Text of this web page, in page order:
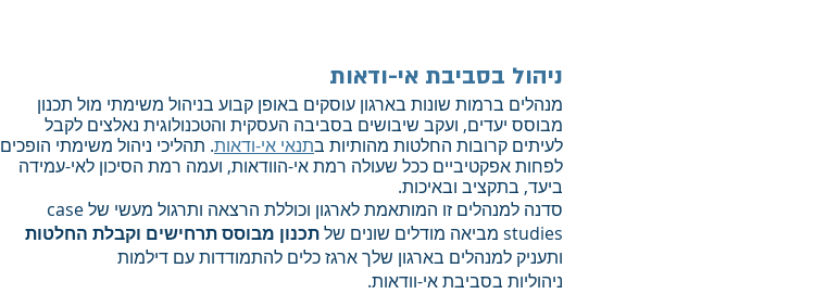
ניהול בסביבת אי-ודאות
מנהלים ברמות שונות בארגון עוסקים באופן קבוע בניהול משימתי מול תכנון
מבוסס יעדים, ועקב שיבושים בסביבה העסקית והטכנולוגית נאלצים לקבל
לעיתים קרובות החלטות מהותיות בתנאי אי-ודאות. תהליכי ניהול משימתי הופכים
לפחות אפקטיביים ככל שעולה רמת אי-הוודאות, ועמה רמת הסיכון לאי-עמידה
ביעד, בתקציב ובאיכות.
סדנה למנהלים זו המותאמת לארגון וכוללת הרצאה ותרגול מעשי של case
studies מביאה מודלים שונים של
תכנון מבוסס תרחישים וקבלת החלטות
ותעניק למנהלים בארגון שלך ארגז כלים להתמודדות עם דילמות
ניהוליות בסביבת אי-וודאות.